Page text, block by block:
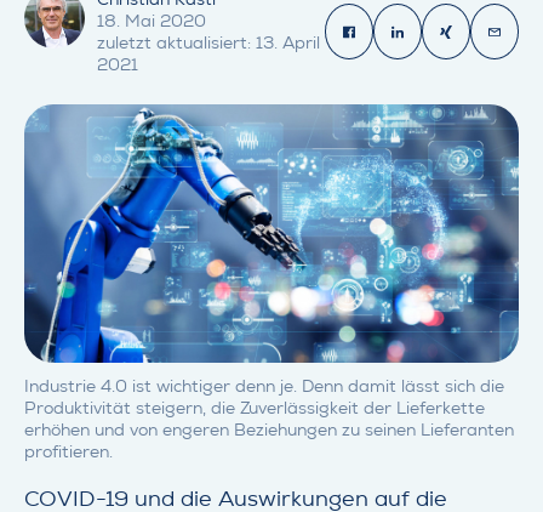
18. Mai 2020
zuletzt aktualisiert: 13. April
2021
Share on
Share on
Share
Industrie 4.0 ist wichtiger denn je. Denn damit lässt sich die
Produktivität steigern, die Zuverlässigkeit der Lieferkette
erhöhen und von engeren Beziehungen zu seinen Lieferanten
profitieren.
COVID-19 und die Auswirkungen auf die